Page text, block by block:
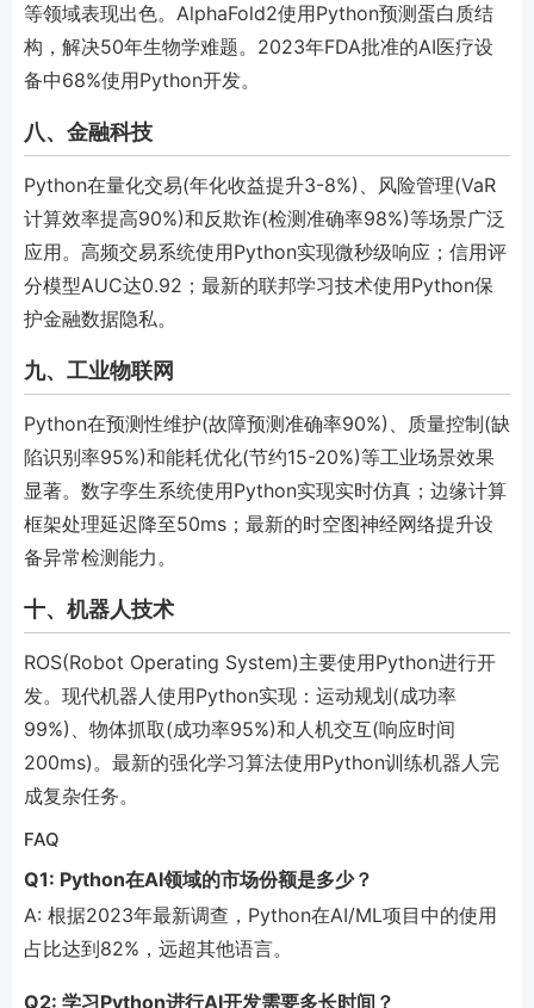
等领域表现出色。AlphaFold2使用Python预测蛋白质结
构，解决50年生物学难题。2023年FDA批准的AI医疗设
备中68%使用Python开发。
八、金融科技
Python在量化交易(年化收益提升3-8%)、风险管理(VaR
计算效率提高90%)和反欺诈(检测准确率98%)等场景广泛
应用。高频交易系统使用Python实现微秒级响应；信用评
分模型AUC达0.92；最新的联邦学习技术使用Python保
护金融数据隐私。
九、工业物联网
Python在预测性维护(故障预测准确率90%)、质量控制(缺
陷识别率95%)和能耗优化(节约15-20%)等工业场景效果
显著。数字孪生系统使用Python实现实时仿真；边缘计算
框架处理延迟降至50ms；最新的时空图神经网络提升设
备异常检测能力。
十、机器人技术
ROS(Robot Operating System)主要使用Python进行开
发。现代机器人使用Python实现：运动规划(成功率
99%)、物体抓取(成功率95%)和人机交互(响应时间
200ms)。最新的强化学习算法使用Python训练机器人完
成复杂任务。
FAQ
Q1: Python在AI领域的市场份额是多少？
A: 根据2023年最新调查，Python在AI/ML项目中的使用
占比达到82%，远超其他语言。
Q2: 学习Python进行AI开发需要多长时间？